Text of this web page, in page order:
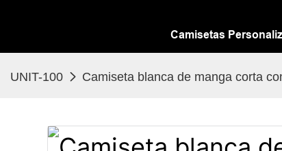
Camisetas
UNIT-100 Camiseta blanca de manga corta